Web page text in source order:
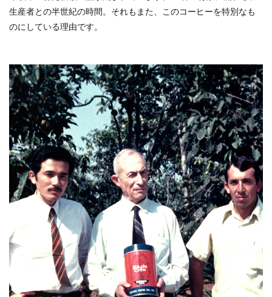
生産者との半世紀の時間。それもまた、このコーヒーを特別なも
のにしている理由です。